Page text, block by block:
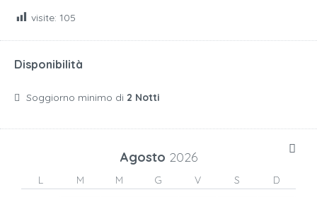
visite: 105
Disponibilità
Soggiorno minimo di 2 Notti
Agosto 2026
L M M G V S
D